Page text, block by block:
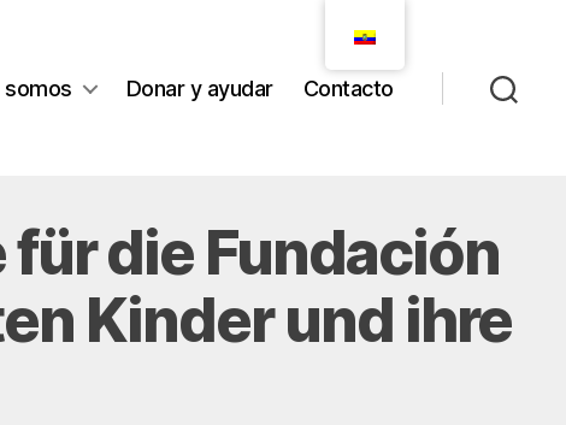
somos Donar y ayudar Contacto
die Fundación
Kinder und ihre